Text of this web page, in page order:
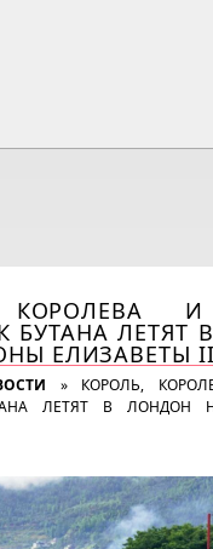
КОРОЛЕВА
БУТАНА ЛЕТЯТ
ЕЛИЗАВЕТЫ II
» КОРОЛЬ,
ЛЕТЯТ В ЛОНДОН